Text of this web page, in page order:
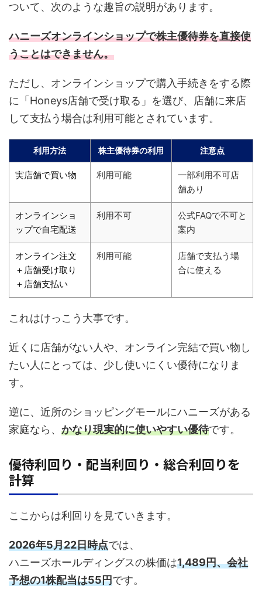
ついて、次のような趣旨の説明があります。
ハニーズオンラインショップで株主優待券を直接使
うことはできません。
ただし、オンラインショップで購入手続きをする際
に「Honeys店舗で受け取る」を選び、店舗に来店
して支払う場合は利用可能とされています。
利用方法 株主優待券の利用 注意点
実店舗で買い物 利用可能
一部利用不可店
舗あり
オンラインショ
ップで自宅配送
利用不可
公式FAQで不可と
案内
オンライン注文
＋店舗受け取り
＋店舗支払い
利用可能
店舗で支払う場
合に使える
これはけっこう大事です。
近くに店舗がない人や、オンライン完結で買い物し
たい人にとっては、少し使いにくい優待になりま
す。
逆に、近所のショッピングモールにハニーズがある
家庭なら、 かなり現実的に使いやすい優待です。
優待利回り・配当利回り・総合利回りを
計算
ここからは利回りを見ていきます。
2026年5月22日時点では、
ハニーズホールディングスの株価は1,489円、会社
予想の1株配当は55円です。